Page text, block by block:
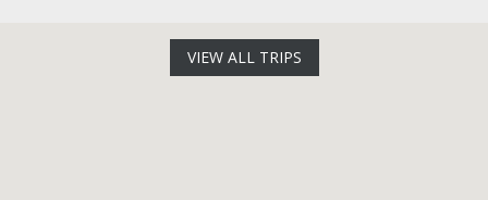
VIEW ALL TRIPS